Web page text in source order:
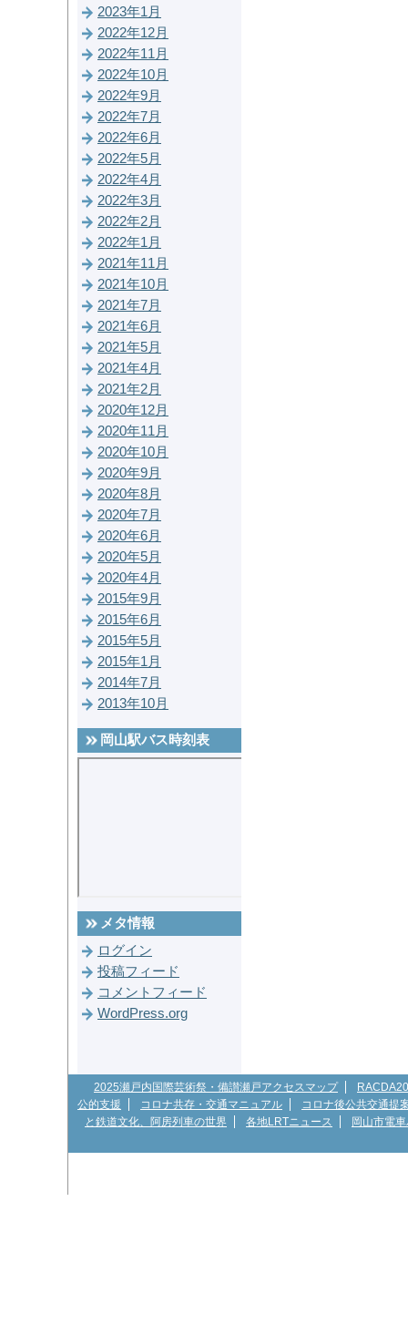
2023年1月
2022年12月
2022年11月
2022年10月
2022年9月
2022年7月
2022年6月
2022年5月
2022年4月
2022年3月
2022年2月
2022年1月
2021年11月
2021年10月
2021年7月
2021年6月
2021年5月
2021年4月
2021年2月
2020年12月
2020年11月
2020年10月
2020年9月
2020年8月
2020年7月
2020年6月
2020年5月
2020年4月
2015年9月
2015年6月
2015年5月
2015年1月
2014年7月
2013年10月
岡山駅バス時刻表
メタ情報
ログイン
投稿フィード
コメントフィード
WordPress.org
2025瀬戸内国際芸術祭・備讃瀬戸アクセスマップ
公的支援
コロナ共存・交通マニュアル
コロナ後公共交通提
と鉄道文化、阿房列車の世界
各地LRTニュース 岡山市電